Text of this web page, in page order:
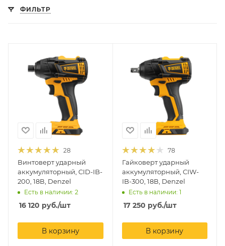
ФИЛЬТР
28
Винтоверт ударный
аккумуляторный, CID-IB-
200, 18В, Denzel
Есть в наличии: 2
16 120 руб./шт
В корзину
78
Гайковерт ударный
аккумуляторный, CIW-
IB-300, 18В, Denzel
Есть в наличии: 1
17 250 руб./шт
В корзину